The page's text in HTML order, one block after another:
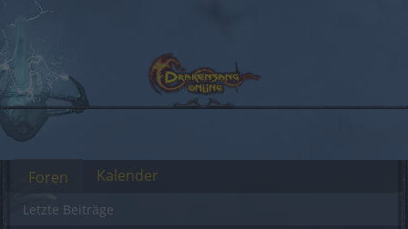
Foren
Letzte Beiträge
Kalender